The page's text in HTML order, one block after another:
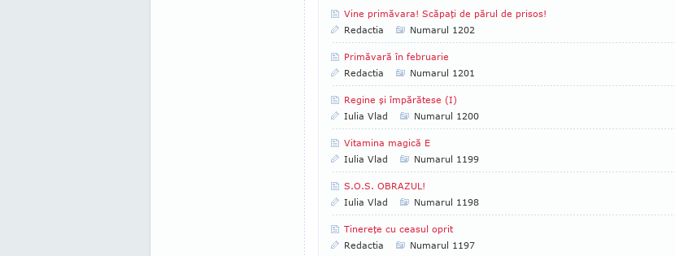
Vine primăvara! Scăpaţi de părul de prisos!
Redactia
Numarul 1202
Primăvară în februarie
Redactia
Numarul 1201
Regine şi împărătese (I)
Iulia Vlad
Numarul 1200
Vitamina magică E
Iulia Vlad
Numarul 1199
S.O.S. OBRAZUL!
Iulia Vlad
Numarul 1198
Tinereţe cu ceasul oprit
Redactia
Numarul 1197